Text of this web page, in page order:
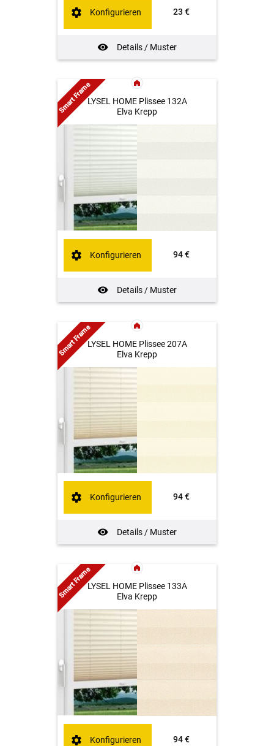
23 €
Details / Muster
Konfigurieren
LYSEL HOME Plissee 132A
Elva Krepp
94 €
Details / Muster
Konfigurieren
Smart Frame
LYSEL HOME Plissee 207A
Elva Krepp
94 €
Details / Muster
Konfigurieren
Smart Frame
LYSEL HOME Plissee 133A
Elva Krepp
94 €
Konfigurieren
Smart Frame